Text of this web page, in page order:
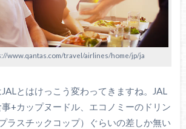
www.qantas.com/travel/airlines/home/jp/ja
とはけっこう変わってきますね。JAL
+カップヌードル、エコノミーのドリン
ラスチックコップ）ぐらいの差しか無い